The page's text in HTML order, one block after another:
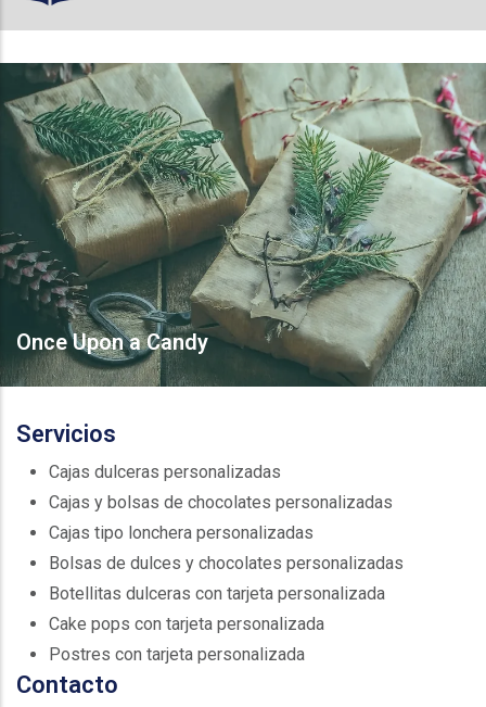
Once Upon a Candy
Servicios
Cajas dulceras personalizadas
Cajas y bolsas de chocolates personalizadas
Cajas tipo lonchera personalizadas
Bolsas de dulces y chocolates personalizadas
Botellitas dulceras con tarjeta personalizada
Cake pops con tarjeta personalizada
Postres con tarjeta personalizada
Contacto